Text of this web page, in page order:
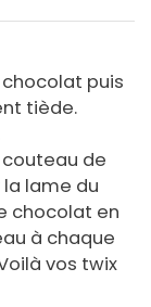
puis
tiède.
de
lame du
chocolat en
à chaque
vos twix